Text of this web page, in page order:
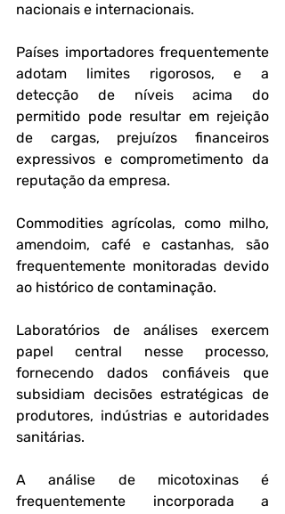
nacionais e internacionais.
Países importadores frequentemente
adotam limites rigorosos, e a
detecção de níveis acima do
permitido pode resultar em rejeição
de cargas, prejuízos financeiros
expressivos e comprometimento da
reputação da empresa.
Commodities agrícolas, como milho,
amendoim, café e castanhas, são
frequentemente monitoradas devido
ao histórico de contaminação.
Laboratórios de análises exercem
papel central nesse processo,
fornecendo dados confiáveis que
subsidiam decisões estratégicas de
produtores, indústrias e autoridades
sanitárias.
A análise de micotoxinas é
frequentemente incorporada a